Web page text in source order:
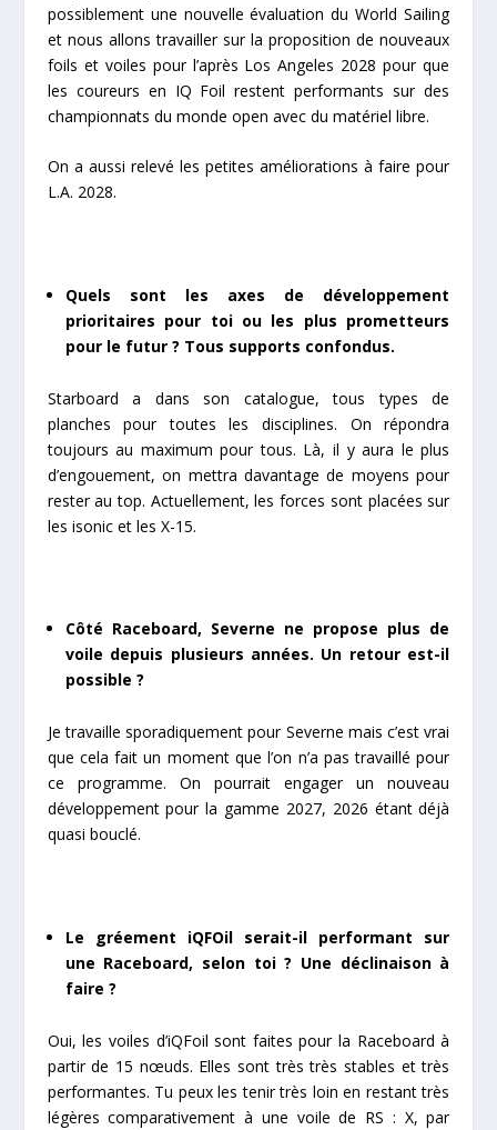
possiblement une nouvelle évaluation du World Sailing
et nous allons travailler sur la proposition de nouveaux
foils et voiles pour l’après Los Angeles 2028 pour que
les coureurs en IQ Foil restent performants sur des
championnats du monde open avec du matériel libre.
On a aussi relevé les petites améliorations à faire pour
L.A. 2028.
Quels sont les axes de développement
prioritaires pour toi ou les plus prometteurs
pour le futur ? Tous supports confondus.
Starboard a dans son catalogue, tous types de
planches pour toutes les disciplines. On répondra
toujours au maximum pour tous. Là, il y aura le plus
d’engouement, on mettra davantage de moyens pour
rester au top. Actuellement, les forces sont placées sur
les isonic et les X-15.
Côté Raceboard, Severne ne propose plus de
voile depuis plusieurs années. Un retour est-il
possible ?
Je travaille sporadiquement pour Severne mais c’est vrai
que cela fait un moment que l’on n’a pas travaillé pour
ce programme. On pourrait engager un nouveau
développement pour la gamme 2027, 2026 étant déjà
quasi bouclé.
Le gréement iQFOil serait-il performant sur
une Raceboard, selon toi ? Une déclinaison à
faire ?
Oui, les voiles d’iQFoil sont faites pour la Raceboard à
partir de 15 nœuds. Elles sont très très stables et très
performantes. Tu peux les tenir très loin en restant très
légères comparativement à une voile de RS : X, par